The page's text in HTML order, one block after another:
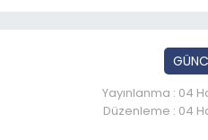
Yayınlanma : 04
Düzenleme : 04